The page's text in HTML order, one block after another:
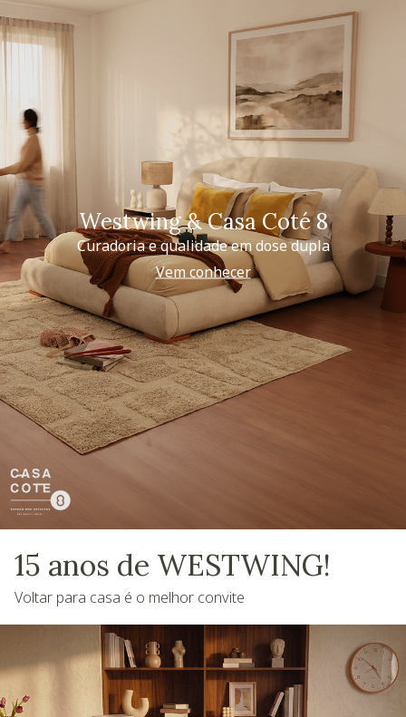
Westwing & Casa Coté 8
Curadoria e qualidade em dose dupla
Vem conhecer
15 anos de WESTWING!
Voltar para casa é o melhor convite